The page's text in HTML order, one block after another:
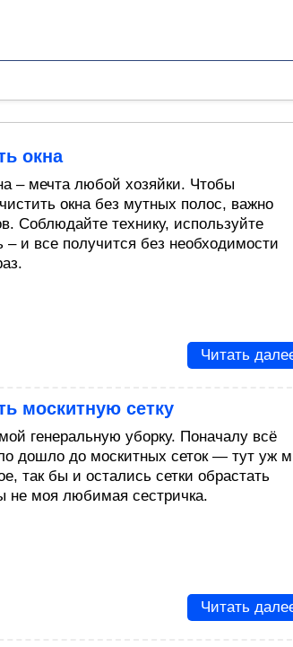
окна
– мечта любой хозяйки. Чтобы
окна без мутных полос, важно
Соблюдайте технику, используйте
и все получится без необходимости
Читать
москитную сетку
генеральную уборку. Поначалу всё
дошло до москитных сеток — тут уж
так бы и остались сетки обрастать
не моя любимая сестричка.
Читать